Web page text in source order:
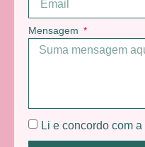
Mensagem
Li e concordo com a